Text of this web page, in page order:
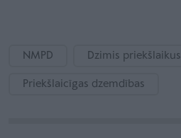
NMPD Dzimis priekšlaikus
Priekšlaicīgas dzemdības